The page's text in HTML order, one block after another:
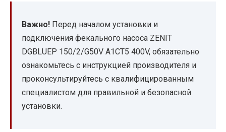
Важно! Перед началом установки и
подключения фекального насоса ZENIT
DGBLUEP 150/2/G50V A1CT5 400V, обязательно
ознакомьтесь с инструкцией производителя и
проконсультируйтесь с квалифицированным
специалистом для правильной и безопасной
установки.